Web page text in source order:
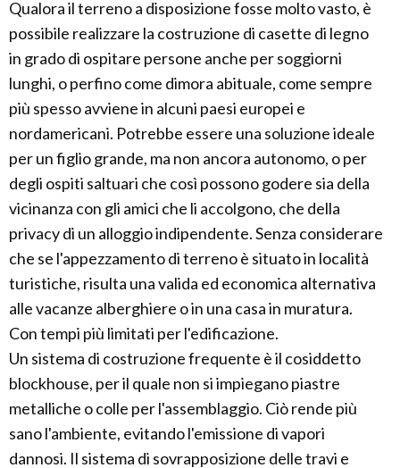
Qualora il terreno a disposizione fosse molto vasto, è
possibile realizzare la costruzione di casette di legno
in grado di ospitare persone anche per soggiorni
lunghi, o perfino come dimora abituale, come sempre
più spesso avviene in alcuni paesi europei e
nordamericani. Potrebbe essere una soluzione ideale
per un figlio grande, ma non ancora autonomo, o per
degli ospiti saltuari che così possono godere sia della
vicinanza con gli amici che li accolgono, che della
privacy di un alloggio indipendente. Senza considerare
che se l'appezzamento di terreno è situato in località
turistiche, risulta una valida ed economica alternativa
alle vacanze alberghiere o in una casa in muratura.
Con tempi più limitati per l'edificazione.
Un sistema di costruzione frequente è il cosiddetto
blockhouse, per il quale non si impiegano piastre
metalliche o colle per l'assemblaggio. Ciò rende più
sano l'ambiente, evitando l'emissione di vapori
dannosi. Il sistema di sovrapposizione delle travi e